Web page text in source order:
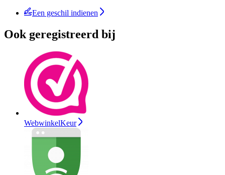
Een geschil indienen
Ook geregistreerd bij
WebwinkelKeur